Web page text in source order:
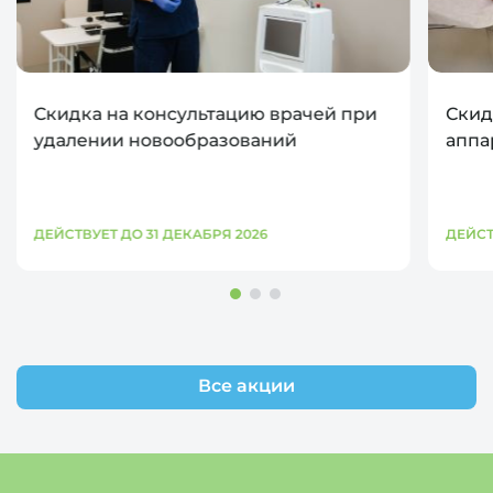
Все акции
Скидка на консультацию врачей при
удалении новообразований
ДЕЙСТВУЕТ ДО 31 ДЕКАБРЯ 2026